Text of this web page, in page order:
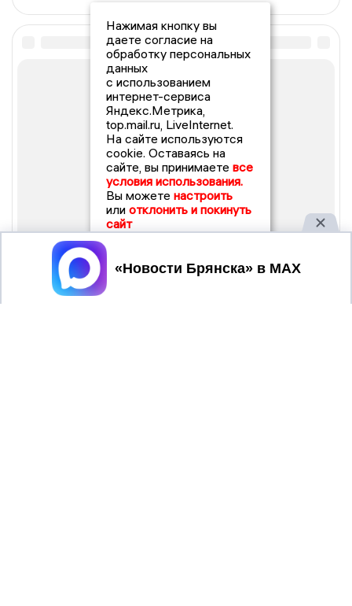
Нажимая кнопку вы
даете согласие на
обработку персональных
данных
с использованием
интернет-сервиса
Яндекс.Метрика,
top.mail.ru, LiveInternet.
На сайте используются
cookie. Оставаясь на
сайте, вы принимаете все
условия использования.
Вы можете настроить
или отклонить и покинуть
сайт
Принять